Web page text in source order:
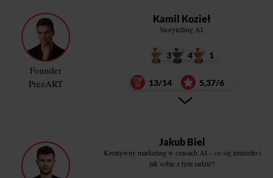
Founder
PrezART
Kamil Kozieł
Storytelling AI.
3 4 1
13/14 5,37/6
Jakub Biel
Kreatywny marketing w czasach AI – co się zmieniło i
jak sobie z tym radzić?